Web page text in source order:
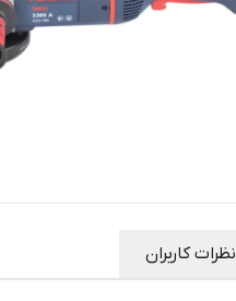
نظرات کاربران